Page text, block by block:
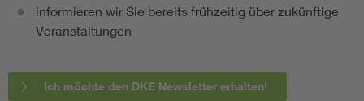
informieren wir Sie bereits frühzeitig über zukünftige
Veranstaltungen
Ich möchte den DKE Newsletter erhalten!